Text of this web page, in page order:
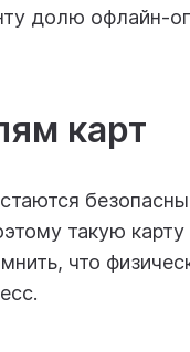
долю офлайн-
карт
такую
что